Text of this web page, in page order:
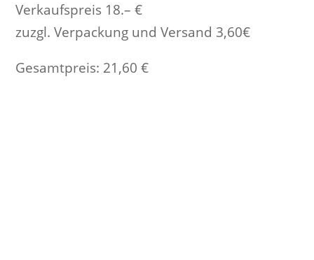
Verkaufspreis 18.– €
zuzgl. Verpackung und Versand 3,60€
Gesamtpreis: 21,60 €